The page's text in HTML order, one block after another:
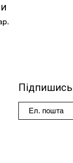
Підпишись